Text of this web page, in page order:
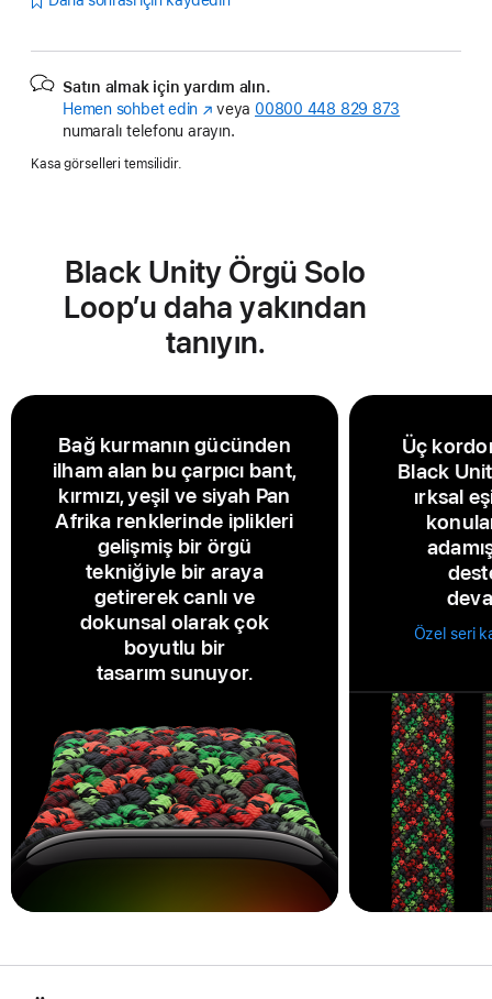
Satın almak için yardım alın.
Hemen sohbet edin (Yeni
pencerede
veya 00800 448 829 873
numaralı telefonu arayın.
Kasa görselleri temsilidir.
Black Unity Örgü Solo
Loop’u daha yakından
tanıyın.
Bağ kurmanın gücünden
ilham alan bu çarpıcı bant,
kırmızı, yeşil ve siyah Pan
Afrika renklerinde iplikleri
gelişmiş bir örgü
tekniğiyle bir araya
getirerek canlı ve
dokunsal olarak çok
boyutlu bir
tasarım sunuyor.
Üç
Black
ırksal
Özel seri